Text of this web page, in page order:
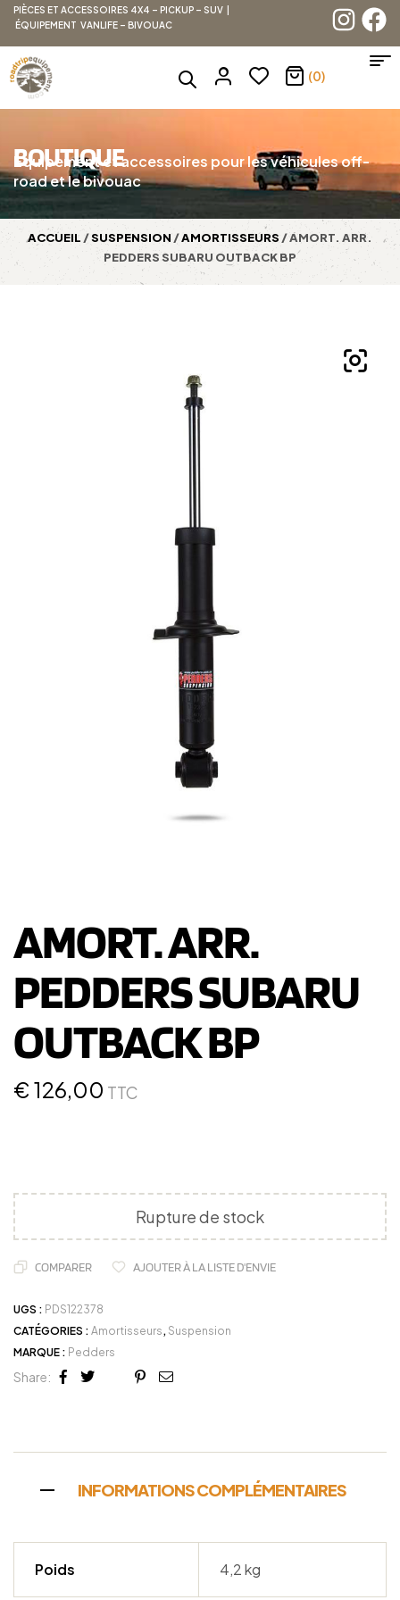
PIÈCES ET ACCESSOIRES 4X4 – PICKUP – SUV |
ÉQUIPEMENT VANLIFE – BIVOUAC
(0)
BOUTIQUE
Équipement et accessoires pour les véhicules off-
road et le bivouac
ACCUEIL /SUSPENSION /AMORTISSEURS / AMORT. ARR.
PEDDERS SUBARU OUTBACK BP
AMORT. ARR.
PEDDERS SUBARU
OUTBACK BP
€ 126,00 TTC
Rupture de stock
COMPARER AJOUTER À LA LISTE D'ENVIE
UGS : PDS122378
CATÉGORIES : Amortisseurs, Suspension
MARQUE : Pedders
Share:
Facebook
TwitterLinkedin
Google+
Pinterest
Email
INFORMATIONS COMPLÉMENTAIRES
Poids 4,2 kg